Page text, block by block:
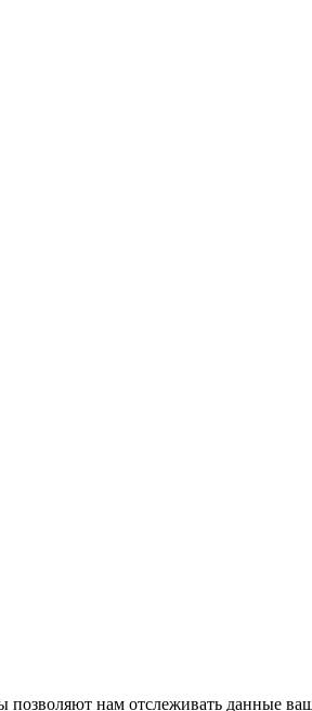
нам отслеживать данные